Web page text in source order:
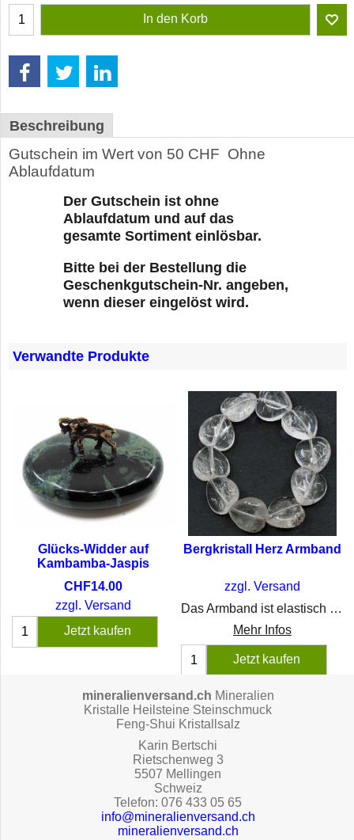
In den Korb
Beschreibung
Gutschein im Wert von 50 CHF Ohne
Ablaufdatum
Der Gutschein ist ohne
Ablaufdatum und auf das
gesamte Sortiment einlösbar.
Bitte bei der Bestellung die
Geschenkgutschein-Nr. angeben,
wenn dieser eingelöst wird.
Verwandte Produkte
Glücks-Widder auf
Kambamba-Jaspis
CHF14.00
zzgl. Versand
Jetzt kaufen
Bergkristall Herz Armband
zzgl. Versand
Das Armband ist elastisch und die Steine sind 2x2 cm gross.
Mehr Infos
Jetzt kaufen
mineralienversand.ch Mineralien
Kristalle Heilsteine Steinschmuck
Feng-Shui Kristallsalz
Karin Bertschi
Rietschenweg 3
5507 Mellingen
Schweiz
Telefon: 076 433 05 65
info@mineralienversand.ch
mineralienversand.ch